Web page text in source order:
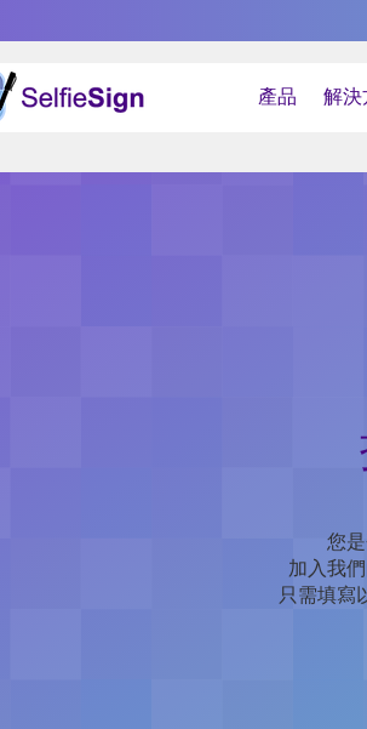
產品 解決
您
加入我
只需填寫